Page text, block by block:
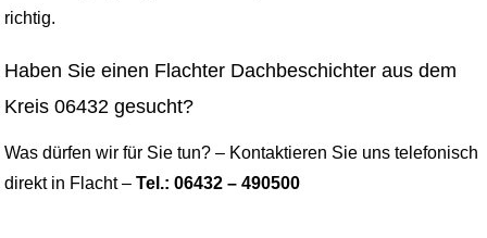
richtig.
Haben Sie einen Flachter Dachbeschichter aus dem
Kreis 06432 gesucht?
Was dürfen wir für Sie tun? – Kontaktieren Sie uns telefonisch
direkt in Flacht – Tel.: 06432 – 490500